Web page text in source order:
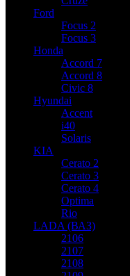
Ford
Focus 2
Focus 3
Honda
Accord 7
Accord 8
Civic 8
Hyundai
Accent
i40
Solaris
KIA
Cerato 2
Cerato 3
Cerato 4
Optima
Rio
LADA (ВАЗ)
2106
2107
2108